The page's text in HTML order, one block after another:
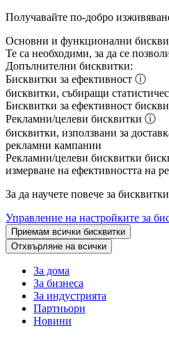
Получавайте по-добро
Основни и функционални
Те са необходими, за да се
Допълнителни бисквитки:
Бисквитки за ефективност ⓘ
бисквитки, събиращи
Бисквитки за ефективност
Рекламни/целеви бисквитки ⓘ
бисквитки, използвани за
рекламни кампании
Рекламни/целеви бисквитки
измерване на ефективността на
За да научете повече за
Управление на настройките за
Приемам всички бисквитки
Отхвърляне на всички
За дома
За бизнеса
За индустрията
Партньори
Новини